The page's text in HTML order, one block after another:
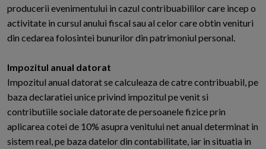
producerii evenimentului in cazul contribuabililor care incep o
activitate in cursul anului fiscal sau al celor care obtin venituri
din cedarea folosintei bunurilor din patrimoniul personal.
Impozitul anual datorat
Impozitul anual datorat se calculeaza de catre contribuabil, pe
baza declaratiei unice privind impozitul pe venit si
contributiile sociale datorate de persoanele fizice prin
aplicarea cotei de 10% asupra venitului net anual determinat in
sistem real, pe baza datelor din contabilitate, iar in situatia in